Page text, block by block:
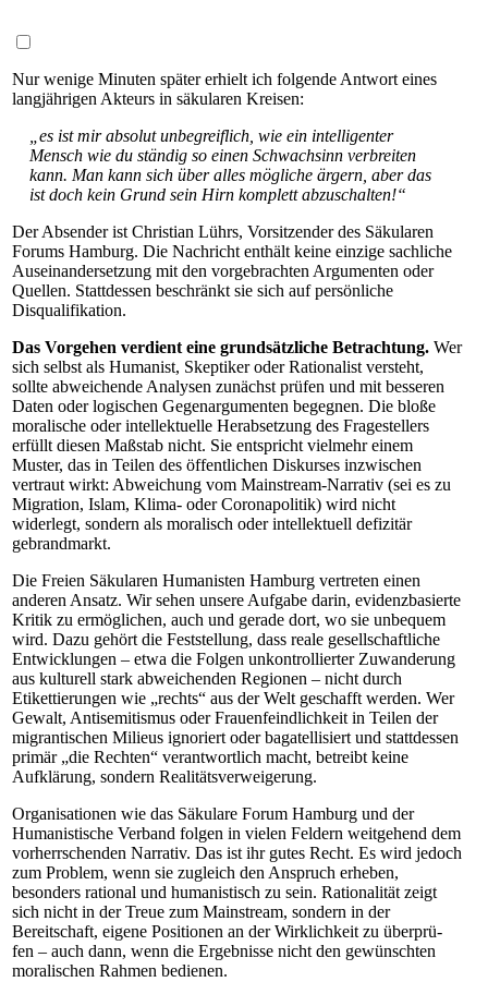
Nur wenige Minuten später erhielt ich folgende Antwort eines
langjährigen Akteurs in säkularen Kreisen:
„es ist mir absolut unbegreiflich, wie ein intelligenter
Mensch wie du ständig so einen Schwachsinn verbreiten
kann. Man kann sich über alles mögliche ärgern, aber das
ist doch kein Grund sein Hirn komplett abzuschalten!“
Der Absender ist Christian Lührs, Vorsitzender des Säkularen
Forums Hamburg. Die Nachricht enthält keine einzige sachliche
Auseinandersetzung mit den vorgebrachten Argumenten oder
Quellen. Stattdessen beschränkt sie sich auf persönliche
Disqualifikation.
Das Vorgehen verdient eine grundsätzliche Betrachtung. Wer
sich selbst als Humanist, Skeptiker oder Rationalist versteht,
sollte abweichende Analysen zunächst prüfen und mit besseren
Daten oder logischen Gegenargumenten begegnen. Die bloße
moralische oder intellektuelle Herabsetzung des Fragestellers
erfüllt diesen Maßstab nicht. Sie entspricht vielmehr einem
Muster, das in Teilen des öffentlichen Diskurses inzwischen
vertraut wirkt: Abweichung vom Main­stream-Nar­ra­tiv (sei es zu
Migration, Islam, Klima- oder Coronapolitik) wird nicht
widerlegt, sondern als moralisch oder intellektuell defizitär
gebrandmarkt.
Die Freien Säkularen Humanisten Hamburg vertreten einen
anderen Ansatz. Wir sehen unsere Aufgabe darin, evidenzbasierte
Kritik zu ermöglichen, auch und gerade dort, wo sie unbequem
wird. Dazu gehört die Feststellung, dass reale gesellschaftliche
Ent­wick­lun­gen – etwa die Folgen unkontrollierter Zuwanderung
aus kulturell stark abweichenden Re­gi­o­nen – nicht durch
Etikettierungen wie „rechts“ aus der Welt geschafft werden. Wer
Gewalt, Antisemitismus oder Frauenfeindlichkeit in Teilen der
migrantischen Milieus ignoriert oder bagatellisiert und stattdessen
primär „die Rechten“ verantwortlich macht, betreibt keine
Aufklärung, sondern Realitätsverweigerung.
Organisationen wie das Säkulare Forum Hamburg und der
Humanistische Verband folgen in vielen Feldern weitgehend dem
vorherrschenden Narrativ. Das ist ihr gutes Recht. Es wird jedoch
zum Problem, wenn sie zugleich den Anspruch erheben,
besonders rational und humanistisch zu sein. Rationalität zeigt
sich nicht in der Treue zum Mainstream, sondern in der
Bereitschaft, eigene Positionen an der Wirklichkeit zu über­prü­
fen – auch dann, wenn die Ergebnisse nicht den gewünschten
moralischen Rahmen bedienen.